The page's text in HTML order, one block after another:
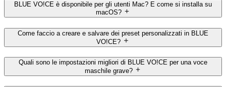
BLUE VO!CE è disponibile per gli utenti Mac? E come si installa su
macOS?
Come faccio a creare e salvare dei preset personalizzati in BLUE
VO!CE?
Quali sono le impostazioni migliori di BLUE VO!CE per una voce
maschile grave?